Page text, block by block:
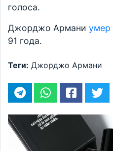
голоса.
Джорджо Армани умер
91 года.
Теги: Джорджо Армани